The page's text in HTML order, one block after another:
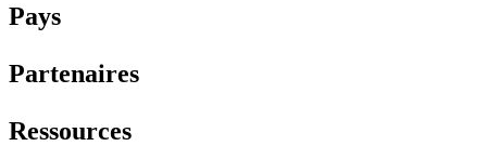
Pays​​
Partenaires​​
Ressources​​